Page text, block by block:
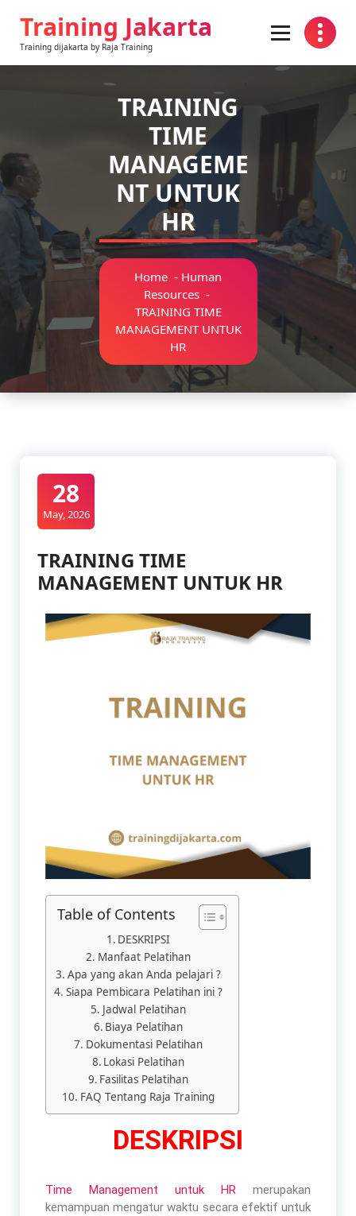
Training Jakarta
Training dijakarta by Raja Training
TRAINING
TIME
MANAGEME
NT UNTUK
HR
Home - Human
Resources-
TRAINING TIME
MANAGEMENT UNTUK
HR
28
May, 2026
TRAINING TIME
MANAGEMENT UNTUK HR
Table of Contents
DESKRIPSI
Manfaat Pelatihan​
Apa yang akan Anda pelajari ?
Siapa Pembicara Pelatihan ini ?
Jadwal Pelatihan
Biaya Pelatihan
Dokumentasi Pelatihan
Lokasi Pelatihan
Fasilitas Pelatihan
FAQ Tentang Raja Training
DESKRIPSI
Time Management untuk HR merupakan
kemampuan mengatur waktu secara efektif untuk